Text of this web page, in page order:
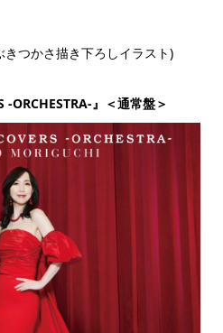
つかさ描き下ろしイラスト)
-ORCHESTRA-』＜通常盤＞